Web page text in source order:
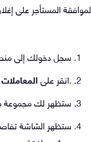
لموافقة المستأجر على
سجل دخولك إلى
انقر علىالمعاملات
.
ستظهر لك مجموعة
ستظهر الشاشة تفاصيل